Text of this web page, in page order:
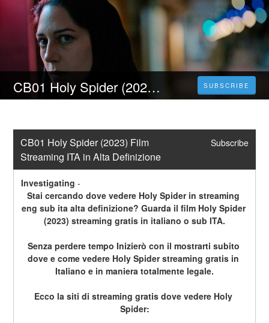
CB01 Holy Spider (2023) Film Streaming ITA in Alta Definizione SUBSCRIBE
CB01 Holy Spider (2023) Film
Streaming ITA in Alta Definizione
Subscribe
Investigating -
Stai cercando dove vedere Holy Spider in streaming
eng sub ita alta definizione? Guarda il film Holy Spider
(2023) streaming gratis in italiano o sub ITA.
Senza perdere tempo Inizierò con il mostrarti subito
dove e come vedere Holy Spider streaming gratis in
Italiano e in maniera totalmente legale.
Ecco la siti di streaming gratis dove vedere Holy
Spider: